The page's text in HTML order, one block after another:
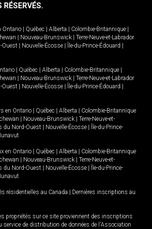
Ontario Québec Alberta Colombie-Britannique
Nouveau-Brunswick
Terre-Neuve-et-Labrador
Ouest Nouvelle-Écosse Île-du-Prince-Édouard
Québec Alberta Colombie-Britannique
Nouveau-Brunswick
Terre-Neuve-et-Labrador
Ouest Nouvelle-Écosse Île-du-Prince-Édouard
en Ontario Québec Alberta
Colombie-Britannique
Nouveau-Brunswick
Terre-Neuve-et-
du Nord-Ouest Nouvelle-Écosse
Île-du-Prince-
en Ontario Québec Alberta
Colombie-Britannique
Nouveau-Brunswick
Terre-Neuve-et-
du Nord-Ouest Nouvelle-Écosse
Île-du-Prince-
résidentielles au Canada
Dernières inscriptions au
propriétés sur ce site proviennent des inscriptions
service de distribution de données de l'Association